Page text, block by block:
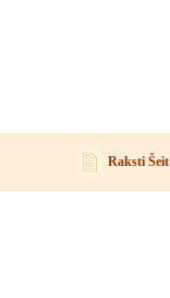
Raksti Šeit